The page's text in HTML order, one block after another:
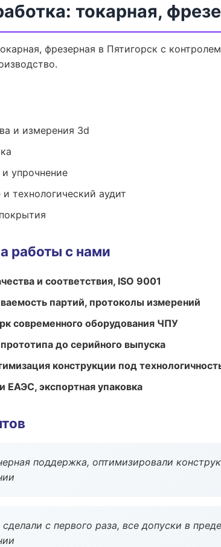
токарная,
фрезерная в Пятигорск с
и измерения 3d
упрочнение
технологический аудит
работы с нами
и соответствия, ISO 9001
партий, протоколы измерений
современного оборудования ЧПУ
до серийного выпуска
конструкции под
ЕАЭС, экспортная упаковка
поддержка, оптимизировали
с первого раза, все допуски в